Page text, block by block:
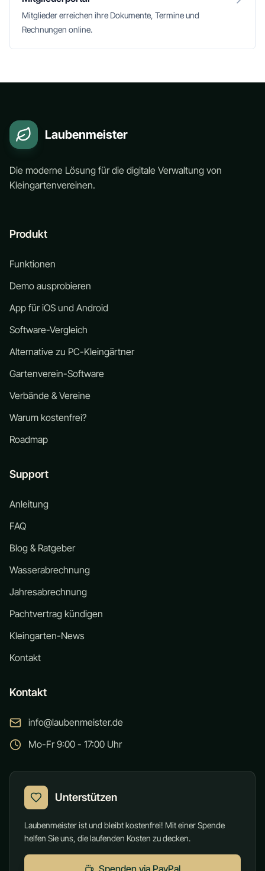
Mitglieder erreichen ihre Dokumente, Termine und
Rechnungen online.
Laubenmeister
Die moderne Lösung für die digitale Verwaltung von
Kleingartenvereinen.
Produkt
Funktionen
Demo ausprobieren
App für iOS und Android
Software-Vergleich
Alternative zu PC-Kleingärtner
Gartenverein-Software
Verbände & Vereine
Warum kostenfrei?
Roadmap
Support
Anleitung
FAQ
Blog & Ratgeber
Wasserabrechnung
Jahresabrechnung
Pachtvertrag kündigen
Kleingarten-News
Kontakt
Kontakt
info@laubenmeister.de
Mo-Fr 9:00 - 17:00 Uhr
Unterstützen
Laubenmeister ist und bleibt kostenfrei! Mit einer Spende
helfen Sie uns, die laufenden Kosten zu decken.
Spenden via PayPal